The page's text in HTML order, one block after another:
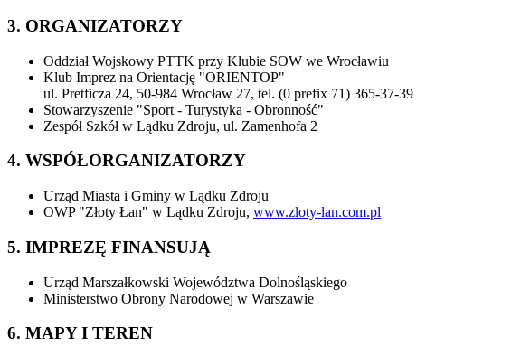
3. ORGANIZATORZY
Oddział Wojskowy PTTK przy Klubie SOW we Wrocławiu
Klub Imprez na Orientację "ORIENTOP"
ul. Pretficza 24, 50-984 Wrocław 27, tel. (0 prefix 71) 365-37-39
Stowarzyszenie "Sport - Turystyka - Obronność"
Zespół Szkół w Lądku Zdroju, ul. Zamenhofa 2
4. WSPÓŁORGANIZATORZY
Urząd Miasta i Gminy w Lądku Zdroju
OWP "Złoty Łan" w Lądku Zdroju, www.zloty-lan.com.pl
5. IMPREZĘ FINANSUJĄ
Urząd Marszałkowski Województwa Dolnośląskiego
Ministerstwo Obrony Narodowej w Warszawie
6. MAPY I TEREN